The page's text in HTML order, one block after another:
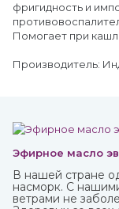
фригидность и
Помогает при
Производитель:
Эфирное масло
В нашей стране
насморк. С
ветрами не